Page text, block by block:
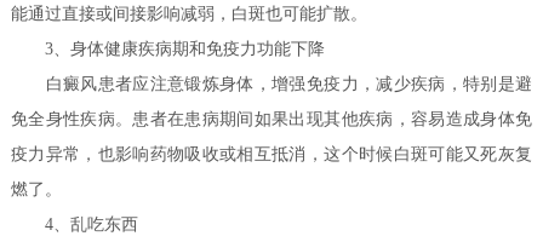
能通过直接或间接影响减弱，白斑也可能扩散。
3、身体健康疾病期和免疫力功能下降
白癜风患者应注意锻炼身体，增强免疫力，减少疾病，特别是避
免全身性疾病。患者在患病期间如果出现其他疾病，容易造成身体免
疫力异常，也影响药物吸收或相互抵消，这个时候白斑可能又死灰复
燃了。
4、乱吃东西